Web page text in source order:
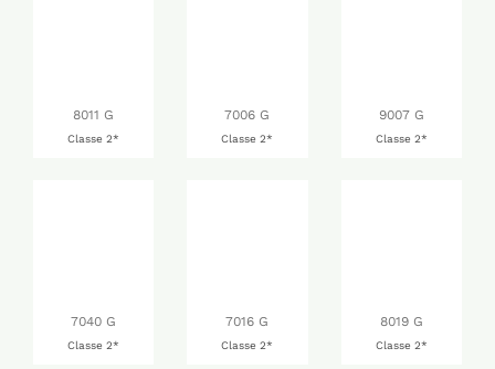
8011 G
Classe 2*
7006 G
Classe 2*
9007 G
Classe 2*
7040 G
Classe 2*
7016 G
Classe 2*
8019 G
Classe 2*